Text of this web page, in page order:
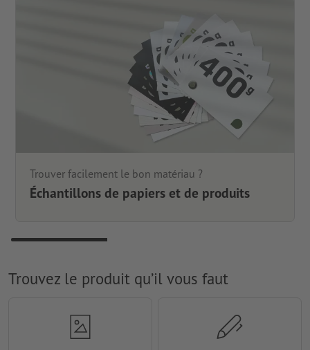
Trouver facilement le bon matériau ?
Échantillons de papiers et de produits
Trouvez le produit qu’il vous faut